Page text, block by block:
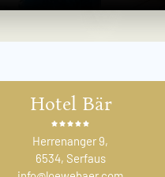
Hotel Bär
Herrenanger 9,
6534, Serfaus